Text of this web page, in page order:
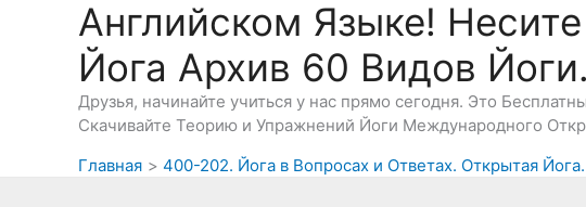
Английском Языке!
Йога Архив 60 Видов Йоги.
Друзья, начинайте учиться у нас прямо сегодня. Это
Скачивайте Теорию и Упражнений Йоги Международного
Главная
400-202. Йога в Вопросах и Ответах. Открытая Йога.